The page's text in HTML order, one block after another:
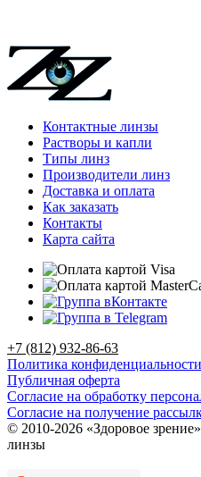
Контактные линзы
Растворы и капли
Типы линз
Производители линз
Доставка и оплата
Как заказать
Контакты
Карта сайта
+7 (812) 932-86-63
Политика конфиденциальности
Публичная оферта
Согласие на обработку
Согласие на получение
© 2010-2026 «Здоровое
линзы